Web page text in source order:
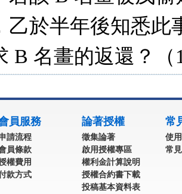
乙於半年後知悉此
B 名畫的返還？（
員服務
請流程
員條款
權費用
款方式
論著授權
徵集論著
啟用授權專區
權利金計算說明
授權合約書下載
投稿基本資料表
常
使
常